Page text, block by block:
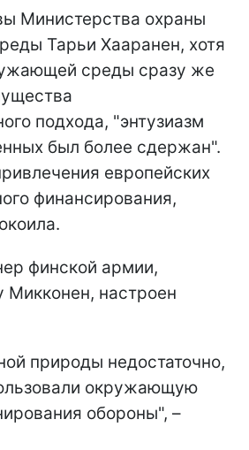
Министерства охраны
Тарьи Хааранен, хотя
среды сразу же
подхода, "энтузиазм
был более сдержан".
европейских
финансирования,
финской армии,
Микконен, настроен
природы недостаточно,
окружающую
обороны", –